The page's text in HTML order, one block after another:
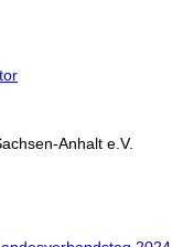
Anhalt e.V.